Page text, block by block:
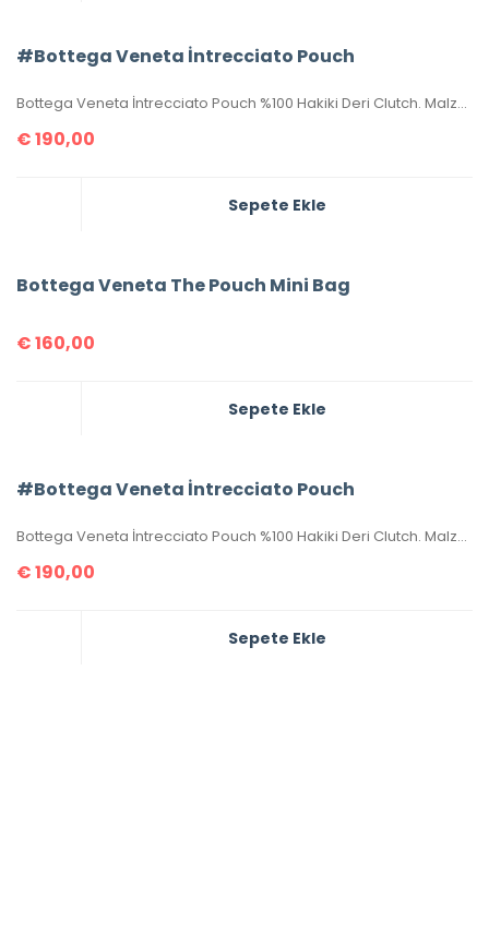
#Bottega Veneta İntrecciato Pouch
Bottega Veneta İntrecciato Pouch %100 Hakiki Deri Clutch. Malzemesi el örgüsü, hakiki kuzu derisidir. Ölçüsü 20×15 cm dir. Kutulu, toz torbalı, sertifikalıdır.
€190,00
Sepete Ekle
Bottega Veneta The Pouch Mini Bag
€160,00
Sepete Ekle
#Bottega Veneta İntrecciato Pouch
Bottega Veneta İntrecciato Pouch %100 Hakiki Deri Clutch. Malzemesi el örgüsü, hakiki kuzu derisidir. Ölçüsü 20×15 cm dir. Kutulu, toz torbalı, sertifikalıdır.
€190,00
Sepete Ekle